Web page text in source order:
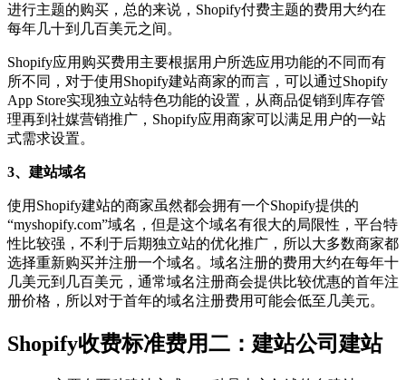
进行主题的购买，总的来说，Shopify付费主题的费用大约在
每年几十到几百美元之间。
Shopify应用购买费用主要根据用户所选应用功能的不同而有
所不同，对于使用Shopify建站商家的而言，可以通过Shopify
App Store实现独立站特色功能的设置，从商品促销到库存管
理再到社媒营销推广，Shopify应用商家可以满足用户的一站
式需求设置。
3、建站域名
使用Shopify建站的商家虽然都会拥有一个Shopify提供的
“myshopify.com”域名，但是这个域名有很大的局限性，平台特
性比较强，不利于后期独立站的优化推广，所以大多数商家都
选择重新购买并注册一个域名。域名注册的费用大约在每年十
几美元到几百美元，通常域名注册商会提供比较优惠的首年注
册价格，所以对于首年的域名注册费用可能会低至几美元。
Shopify收费标准费用二：建站公司建站